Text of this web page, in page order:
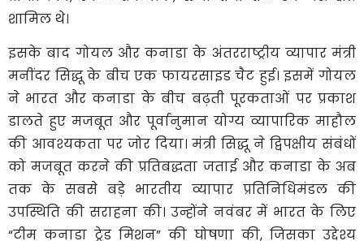
शामिल थे।
इसके बाद गोयल और कनाडा के अंतरराष्ट्रीय व्यापार मंत्री
मनींदर सिद्धू के बीच एक फायरसाइड चैट हुई। इसमें गोयल
ने भारत और कनाडा के बीच बढ़ती पूरकताओं पर प्रकाश
डालते हुए मजबूत और पूर्वानुमान योग्य व्यापारिक माहौल
की आवश्यकता पर जोर दिया। मंत्री सिद्धू ने द्विपक्षीय संबंधों
को मजबूत करने की प्रतिबद्धता जताई और कनाडा के अब
तक के सबसे बड़े भारतीय व्यापार प्रतिनिधिमंडल की
उपस्थिति की सराहना की। उन्होंने नवंबर में भारत के लिए
“टीम कनाडा ट्रेड मिशन” की घोषणा की, जिसका उद्देश्य